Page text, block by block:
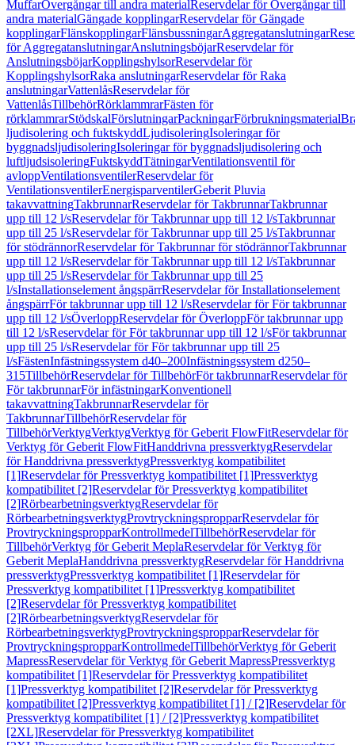
MuffarÖvergångar till andra materialReservdelar för Övergångar till
andra materialGängade kopplingarReservdelar för Gängade
kopplingarFlänskopplingarFlänsbussningarAggregatanslutningar
för AggregatanslutningarAnslutningsböjarReservdelar för
AnslutningsböjarKopplingshylsorReservdelar för
KopplingshylsorRaka anslutningarReservdelar för Raka
anslutningarVattenlåsReservdelar för
VattenlåsTillbehörRörklammrarFästen för
rörklammrarStödskalFörslutningarPackningarFörbrukningsmaterial
ljudisolering och fuktskyddLjudisoleringIsoleringar för
byggnadsljudisoleringIsoleringar för byggnadsljudisolering och
luftljudsisoleringFuktskyddTätningarVentilationsventil för
avloppVentilationsventilerReservdelar för
VentilationsventilerEnergisparventilerGeberit Pluvia
takavvattningTakbrunnarReservdelar för TakbrunnarTakbrunnar
upp till 12 l/sReservdelar för Takbrunnar upp till 12 l/sTakbrunnar
upp till 25 l/sReservdelar för Takbrunnar upp till 25 l/sTakbrunnar
för stödrännorReservdelar för Takbrunnar för stödrännorTakbrunnar
upp till 12 l/sReservdelar för Takbrunnar upp till 12 l/sTakbrunnar
upp till 25 l/sReservdelar för Takbrunnar upp till 25
l/sInstallationselement ångspärrReservdelar för Installationselement
ångspärrFör takbrunnar upp till 12 l/sReservdelar för För takbrunnar
upp till 12 l/sÖverloppReservdelar för ÖverloppFör takbrunnar upp
till 12 l/sReservdelar för För takbrunnar upp till 12 l/sFör takbrunnar
upp till 25 l/sReservdelar för För takbrunnar upp till 25
l/sFästenInfästningssystem d40–200Infästningssystem d250–
315TillbehörReservdelar för TillbehörFör takbrunnarReservdelar för
För takbrunnarFör infästningarKonventionell
takavvattningTakbrunnarReservdelar för
TakbrunnarTillbehörReservdelar för
TillbehörVerktygVerktygVerktyg för Geberit FlowFitReservdelar för
Verktyg för Geberit FlowFitHanddrivna pressverktygReservdelar
för Handdrivna pressverktygPressverktyg kompatibilitet
[1]Reservdelar för Pressverktyg kompatibilitet [1]Pressverktyg
kompatibilitet [2]Reservdelar för Pressverktyg kompatibilitet
[2]RörbearbetningsverktygReservdelar för
RörbearbetningsverktygProvtryckningspropparReservdelar för
ProvtryckningspropparKontrollmedelTillbehörReservdelar för
TillbehörVerktyg för Geberit MeplaReservdelar för Verktyg för
Geberit MeplaHanddrivna pressverktygReservdelar för Handdrivna
pressverktygPressverktyg kompatibilitet [1]Reservdelar för
Pressverktyg kompatibilitet [1]Pressverktyg kompatibilitet
[2]Reservdelar för Pressverktyg kompatibilitet
[2]RörbearbetningsverktygReservdelar för
RörbearbetningsverktygProvtryckningspropparReservdelar för
ProvtryckningspropparKontrollmedelTillbehörVerktyg för Geberit
MapressReservdelar för Verktyg för Geberit MapressPressverktyg
kompatibilitet [1]Reservdelar för Pressverktyg kompatibilitet
[1]Pressverktyg kompatibilitet [2]Reservdelar för Pressverktyg
kompatibilitet [2]Pressverktyg kompatibilitet [1] / [2]Reservdelar för
Pressverktyg kompatibilitet [1] / [2]Pressverktyg kompatibilitet
[2XL]Reservdelar för Pressverktyg kompatibilitet